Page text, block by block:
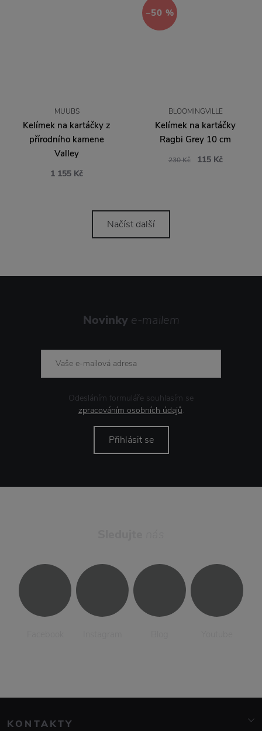
MUUBS
Kelímek na kartáčky z
přírodního kamene
Valley
1 155 Kč
−50 %
BLOOMINGVILLE
Kelímek na kartáčky
Ragbi Grey 10 cm
230 Kč 115 Kč
Načíst další
Novinky e-mailem
Odesláním formuláře souhlasím se
zpracováním osobních údajů.
Přihlásit se
KONTAKTY